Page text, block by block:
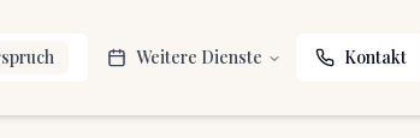
Weitere Dienste Kontakt